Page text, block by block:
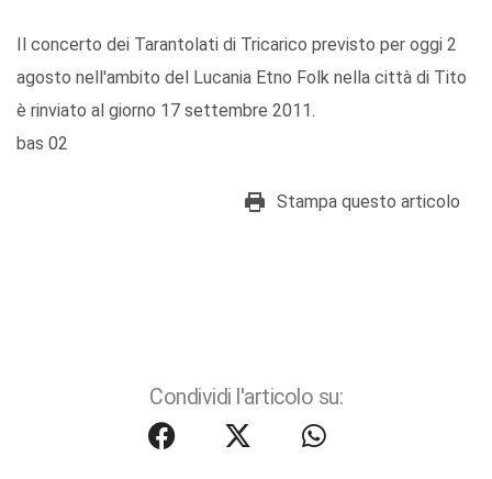
Il concerto dei Tarantolati di Tricarico previsto per oggi 2
agosto nell'ambito del Lucania Etno Folk nella città di Tito
è rinviato al giorno 17 settembre 2011.
bas 02
Stampa questo articolo
Condividi l'articolo su: